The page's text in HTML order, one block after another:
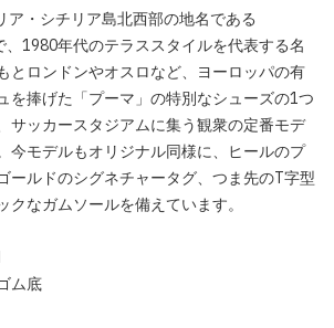
ア・シチリア島北西部の地名である
、1980年代のテラススタイルを代表する名
とロンドンやオスロなど、ヨーロッパの有
を捧げた「プーマ」の特別なシューズの1つ
サッカースタジアムに集う観衆の定番モデ
今モデルもオリジナル同様に、ヒールのプ
ールドのシグネチャータグ、つま先のT字型
クなガムソールを備えています。
ム底